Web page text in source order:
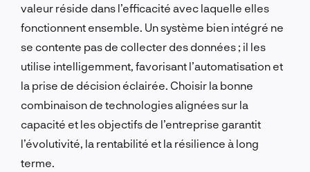
valeur réside dans l’efficacité avec laquelle elles
fonctionnent ensemble. Un système bien intégré ne
se contente pas de collecter des données ; il les
utilise intelligemment, favorisant l’automatisation et
la prise de décision éclairée. Choisir la bonne
combinaison de technologies alignées sur la
capacité et les objectifs de l’entreprise garantit
l’évolutivité, la rentabilité et la résilience à long
terme.